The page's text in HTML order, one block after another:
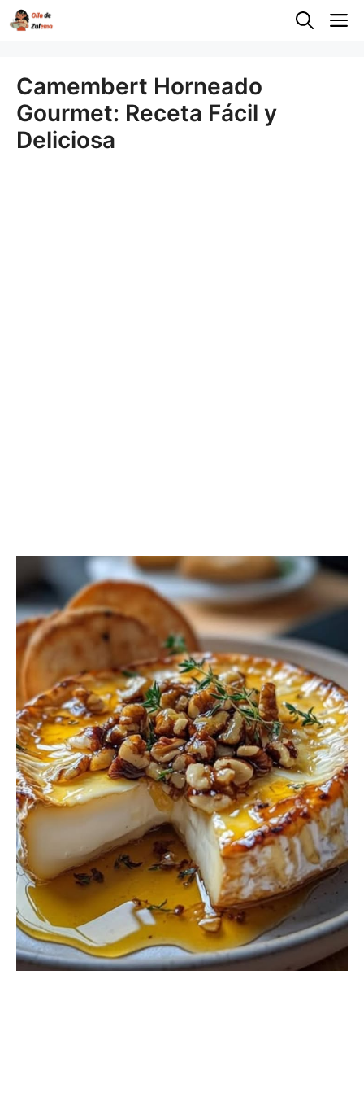
Saltar
Camembert Horneado
Gourmet: Receta Fácil y
Deliciosa